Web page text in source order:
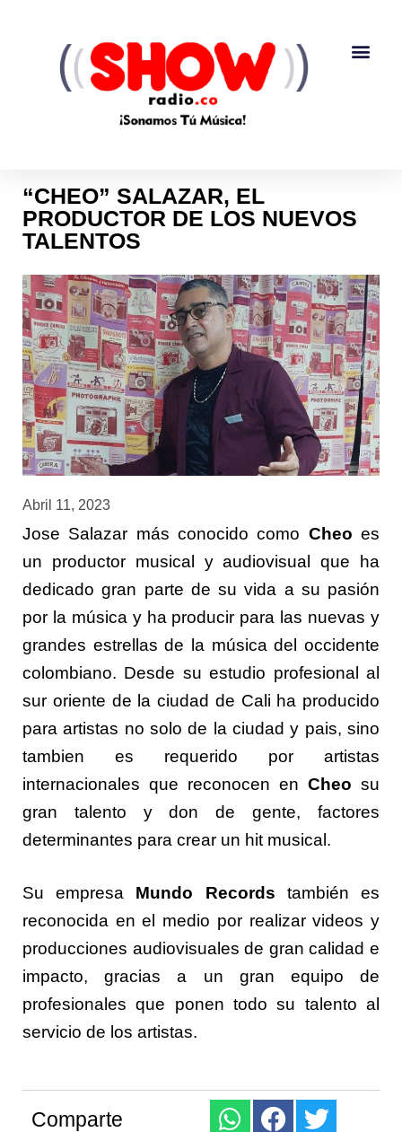
“CHEO” SALAZAR, EL
PRODUCTOR DE LOS NUEVOS
TALENTOS
Abril 11, 2023
Jose Salazar más conocido como Cheo es
un productor musical y audiovisual que ha
dedicado gran parte de su vida a su pasión
por la música y ha producir para las nuevas y
grandes estrellas de la música del occidente
colombiano. Desde su estudio profesional al
sur oriente de la ciudad de Cali ha producido
para artistas no solo de la ciudad y pais, sino
tambien es requerido por artistas
internacionales que reconocen en Cheo su
gran talento y don de gente, factores
determinantes para crear un hit musical.
Su empresa Mundo Records también es
reconocida en el medio por realizar videos y
producciones audiovisuales de gran calidad e
impacto, gracias a un gran equipo de
profesionales que ponen todo su talento al
servicio de los artistas.
Comparte